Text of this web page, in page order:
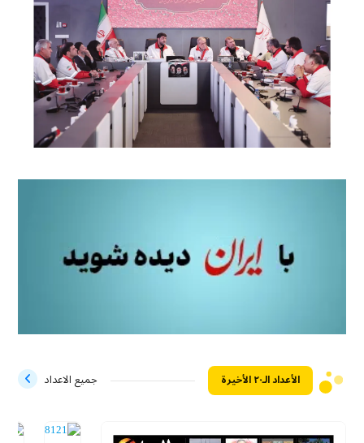
الأعداد الـ۲۰ الأخيرة جميع الاعداد